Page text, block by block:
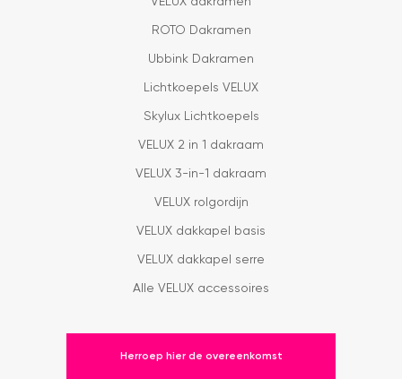
ROTO Dakramen
Ubbink Dakramen
Lichtkoepels VELUX
Skylux Lichtkoepels
VELUX 2 in 1 dakraam
VELUX 3-in-1 dakraam
VELUX rolgordijn
VELUX dakkapel basis
VELUX dakkapel serre
Alle VELUX accessoires
Herroep hier de overeenkomst